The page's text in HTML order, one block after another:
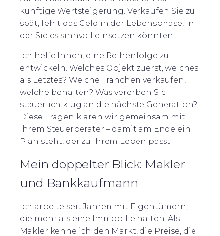
künftige Wertsteigerung. Verkaufen Sie zu
spät, fehlt das Geld in der Lebensphase, in
der Sie es sinnvoll einsetzen könnten.
Ich helfe Ihnen, eine Reihenfolge zu
entwickeln. Welches Objekt zuerst, welches
als Letztes? Welche Tranchen verkaufen,
welche behalten? Was vererben Sie
steuerlich klug an die nächste Generation?
Diese Fragen klären wir gemeinsam mit
Ihrem Steuerberater – damit am Ende ein
Plan steht, der zu Ihrem Leben passt.
Mein doppelter Blick: Makler
und Bankkaufmann
Ich arbeite seit Jahren mit Eigentümern,
die mehr als eine Immobilie halten. Als
Makler kenne ich den Markt, die Preise, die